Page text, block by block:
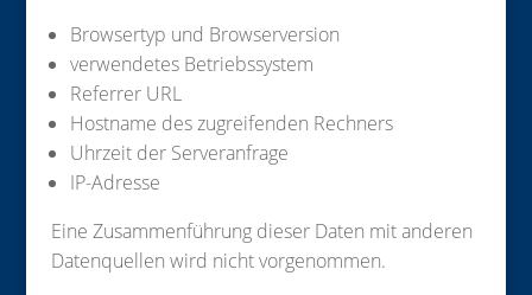
Browsertyp und Browserversion
verwendetes Betriebssystem
Referrer URL
Hostname des zugreifenden Rechners
Uhrzeit der Serveranfrage
IP-Adresse
Eine Zusammenführung dieser Daten mit anderen
Datenquellen wird nicht vorgenommen.